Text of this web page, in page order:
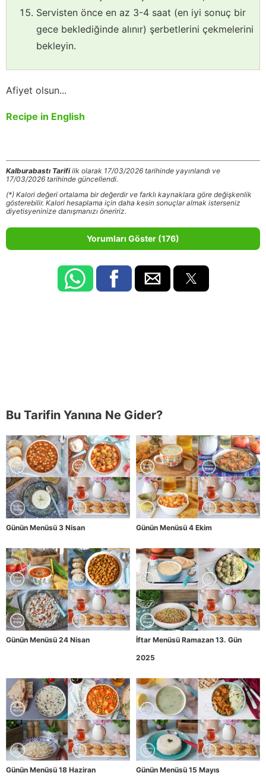
Servisten önce en az 3-4 saat (en iyi sonuç bir
gece beklediğinde alınır) şerbetlerini çekmelerini
bekleyin.
Afiyet olsun...
Recipe in English
Kalburabastı Tarifiilk olarak 17/03/2026 tarihinde yayınlandı ve
17/03/2026 tarihinde güncellendi.
(*) Kalori değeri ortalama bir değerdir ve farklı kaynaklara göre değişkenlik
gösterebilir. Kalori hesaplama için daha kesin sonuçlar almak isterseniz
diyetisyeninize danışmanızı öneririz.
Yorumları Göster (176)
Bu Tarifin Yanına Ne Gider?
Günün Menüsü 3 Nisan Günün Menüsü 4 Ekim
Günün Menüsü 24 Nisan
İftar Menüsü Ramazan 13. Gün
2025
Günün Menüsü 18 Haziran Günün Menüsü 15 Mayıs